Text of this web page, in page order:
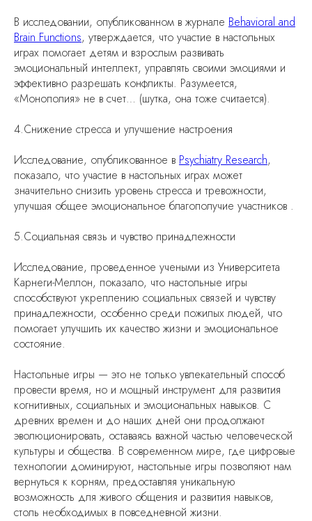
В исследовании, опубликованном в журнале Behavioral and
Brain Functions, утверждается, что участие в настольных
играх помогает детям и взрослым развивать
эмоциональный интеллект, управлять своими эмоциями и
эффективно разрешать конфликты. Разумеется,
«Монополия» не в счет… (шутка, она тоже считается).
4.Снижение стресса и улучшение настроения
Исследование, опубликованное в Psychiatry Research,
показало, что участие в настольных играх может
значительно снизить уровень стресса и тревожности,
улучшая общее эмоциональное благополучие участников .
5.Социальная связь и чувство принадлежности
Исследование, проведенное учеными из Университета
Карнеги-Меллон, показало, что настольные игры
способствуют укреплению социальных связей и чувству
принадлежности, особенно среди пожилых людей, что
помогает улучшить их качество жизни и эмоциональное
состояние.
Настольные игры — это не только увлекательный способ
провести время, но и мощный инструмент для развития
когнитивных, социальных и эмоциональных навыков. С
древних времен и до наших дней они продолжают
эволюционировать, оставаясь важной частью человеческой
культуры и общества. В современном мире, где цифровые
технологии доминируют, настольные игры позволяют нам
вернуться к корням, предоставляя уникальную
возможность для живого общения и развития навыков,
столь необходимых в повседневной жизни.